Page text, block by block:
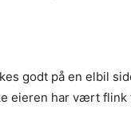
godt på en elbil
eieren har vært